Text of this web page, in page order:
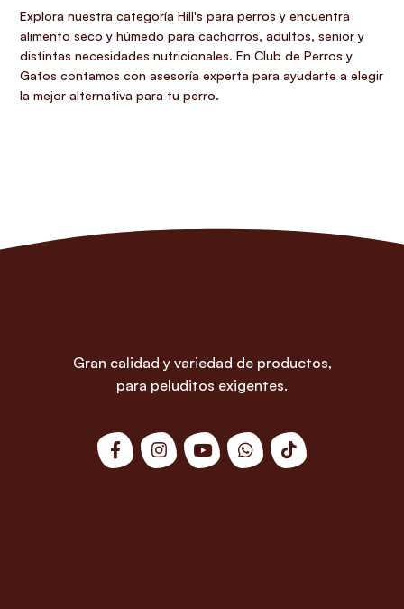
Explora nuestra categoría Hill's para perros y encuentra
alimento seco y húmedo para cachorros, adultos, senior y
distintas necesidades nutricionales. En Club de Perros y
Gatos contamos con asesoría experta para ayudarte a elegir
la mejor alternativa para tu perro.
Gran calidad y variedad de productos,
para peluditos exigentes.